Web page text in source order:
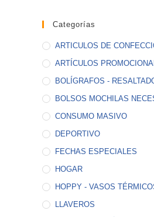
Categorías
ARTICULOS DE
ARTÍCULOS
BOLÍGRAFOS -
BOLSOS MOCHILAS
CONSUMO MASIVO
DEPORTIVO
FECHAS ESPECIALES
HOGAR
HOPPY - VASOS
LLAVEROS